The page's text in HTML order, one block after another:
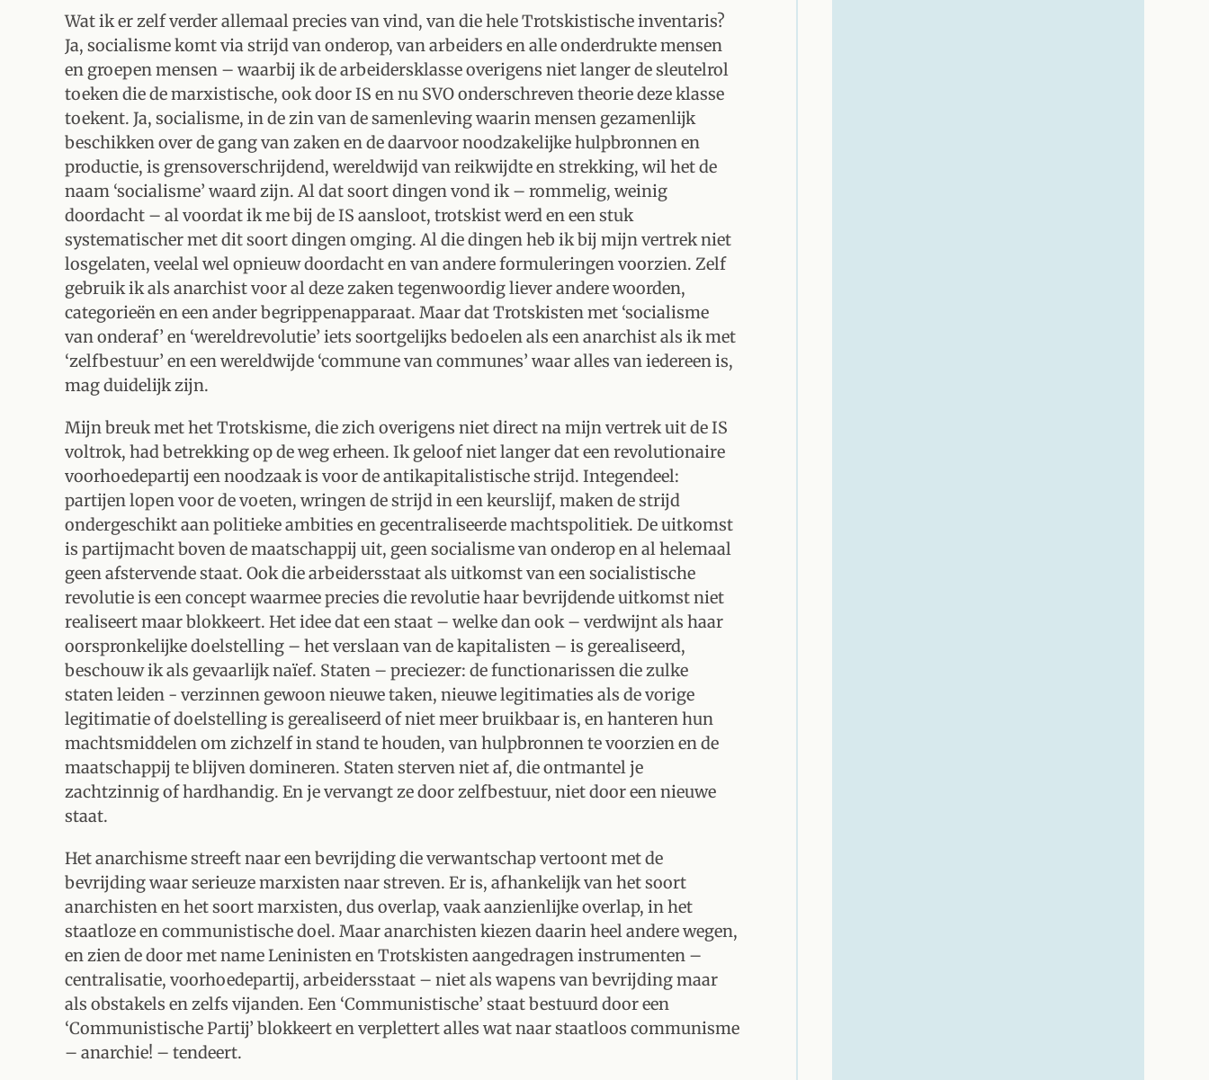
Wat ik er zelf verder allemaal precies van vind, van die hele Trotskistische inventaris?
Ja, socialisme komt via strijd van onderop, van arbeiders en alle onderdrukte mensen
en groepen mensen – waarbij ik de arbeidersklasse overigens niet langer de sleutelrol
toeken die de marxistische, ook door IS en nu SVO onderschreven theorie deze klasse
toekent. Ja, socialisme, in de zin van de samenleving waarin mensen gezamenlijk
beschikken over de gang van zaken en de daarvoor noodzakelijke hulpbronnen en
productie, is grensoverschrijdend, wereldwijd van reikwijdte en strekking, wil het de
naam ‘socialisme’ waard zijn. Al dat soort dingen vond ik – rommelig, weinig
doordacht – al voordat ik me bij de IS aansloot, trotskist werd en een stuk
systematischer met dit soort dingen omging. Al die dingen heb ik bij mijn vertrek niet
losgelaten, veelal wel opnieuw doordacht en van andere formuleringen voorzien. Zelf
gebruik ik als anarchist voor al deze zaken tegenwoordig liever andere woorden,
categorieën en een ander begrippenapparaat. Maar dat Trotskisten met ‘socialisme
van onderaf’ en ‘wereldrevolutie’ iets soortgelijks bedoelen als een anarchist als ik met
‘zelfbestuur’ en een wereldwijde ‘commune van communes’ waar alles van iedereen is,
mag duidelijk zijn.
Mijn breuk met het Trotskisme, die zich overigens niet direct na mijn vertrek uit de IS
voltrok, had betrekking op de weg erheen. Ik geloof niet langer dat een revolutionaire
voorhoedepartij een noodzaak is voor de antikapitalistische strijd. Integendeel:
partijen lopen voor de voeten, wringen de strijd in een keurslijf, maken de strijd
ondergeschikt aan politieke ambities en gecentraliseerde machtspolitiek. De uitkomst
is partijmacht boven de maatschappij uit, geen socialisme van onderop en al helemaal
geen afstervende staat. Ook die arbeidersstaat als uitkomst van een socialistische
revolutie is een concept waarmee precies die revolutie haar bevrijdende uitkomst niet
realiseert maar blokkeert. Het idee dat een staat – welke dan ook – verdwijnt als haar
oorspronkelijke doelstelling – het verslaan van de kapitalisten – is gerealiseerd,
beschouw ik als gevaarlijk naïef. Staten – preciezer: de functionarissen die zulke
staten leiden - verzinnen gewoon nieuwe taken, nieuwe legitimaties als de vorige
legitimatie of doelstelling is gerealiseerd of niet meer bruikbaar is, en hanteren hun
machtsmiddelen om zichzelf in stand te houden, van hulpbronnen te voorzien en de
maatschappij te blijven domineren. Staten sterven niet af, die ontmantel je
zachtzinnig of hardhandig. En je vervangt ze door zelfbestuur, niet door een nieuwe
staat.
Het anarchisme streeft naar een bevrijding die verwantschap vertoont met de
bevrijding waar serieuze marxisten naar streven. Er is, afhankelijk van het soort
anarchisten en het soort marxisten, dus overlap, vaak aanzienlijke overlap, in het
staatloze en communistische doel. Maar anarchisten kiezen daarin heel andere wegen,
en zien de door met name Leninisten en Trotskisten aangedragen instrumenten –
centralisatie, voorhoedepartij, arbeidersstaat – niet als wapens van bevrijding maar
als obstakels en zelfs vijanden. Een ‘Communistische’ staat bestuurd door een
‘Communistische Partij’ blokkeert en verplettert alles wat naar staatloos communisme
– anarchie! – tendeert.